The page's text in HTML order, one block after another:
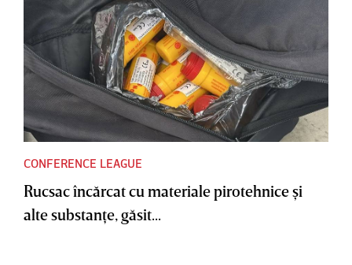
CONFERENCE LEAGUE
Rucsac încărcat cu materiale pirotehnice şi
alte substanţe, găsit...